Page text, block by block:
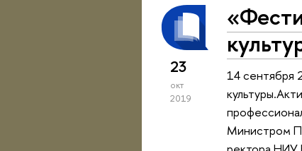
23
окт
2019
14 сентября
Министром